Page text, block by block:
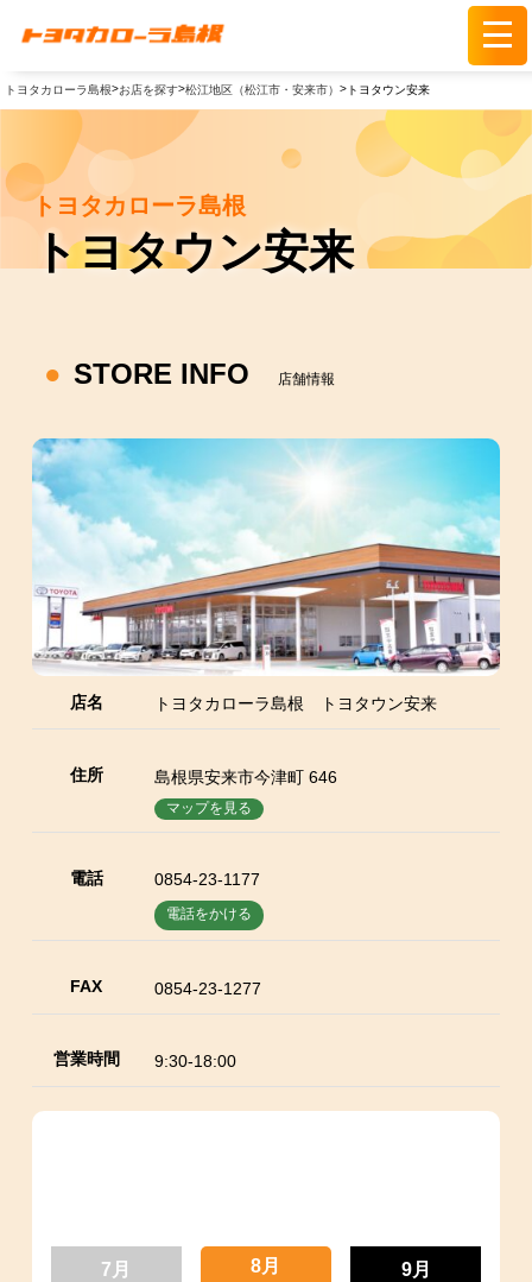
トヨタカローラ島根>お店を探す>松江地区（松江市・安来市）> トヨタウン安来
トヨタカローラ島根
トヨタウン安来
STORE INFO 店舗情報
店名 トヨタカローラ島根 トヨタウン安来
住所 島根県安来市今津町 646
マップを見る
電話 0854-23-1177
電話をかける
FAX 0854-23-1277
営業時間 9:30-18:00
12月 1月 2月
1月 2月 3月
2月 3月 4月
3月 4月 5月
4月 5月 6月
5月 6月 7月
6月 7月 8月
7月 8月 9月
8月 9月 10月
9月 10月 11月
10月 11月 12月
11月 12月 1月